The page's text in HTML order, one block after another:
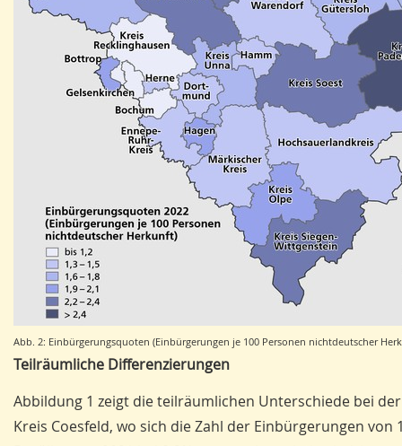
Abb. 2: Einbürgerungsquoten (Einbürgerungen je 100 Personen nichtdeutscher
Teilräumliche Differenzierungen
Abbildung 1 zeigt die teilräumlichen Unterschiede bei
Kreis Coesfeld, wo sich die Zahl der Einbürgerungen